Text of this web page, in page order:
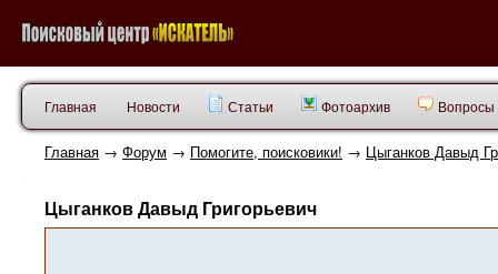
Главная Новости Статьи Фотоархив Вопросы
Главная → Форум → Помогите, поисковики! → Цыганков Давыд
Цыганков Давыд Григорьевич